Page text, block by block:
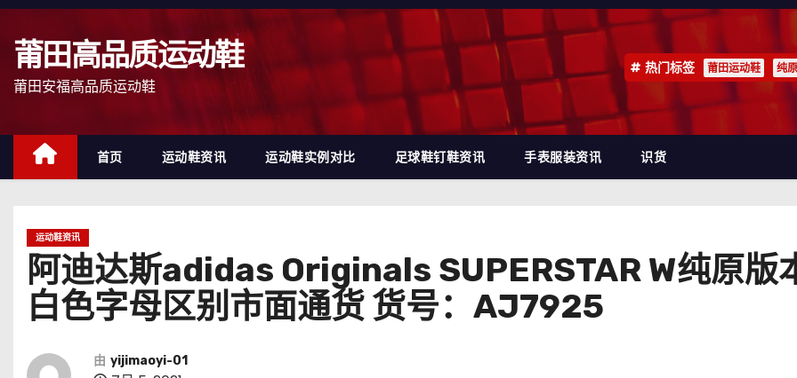
跳
莆田高品质运动鞋
莆田安福高品质运动鞋
热门标签 莆田运动鞋 纯
首页 运动鞋资讯 运动鞋实例对比 足球鞋钉鞋资讯 手表服装资讯 识货
运动鞋资讯
阿迪达斯adidas Originals SUPERSTAR W纯原版
白色字母区别市面通货 货号：AJ7925
由 yijimaoyi-01